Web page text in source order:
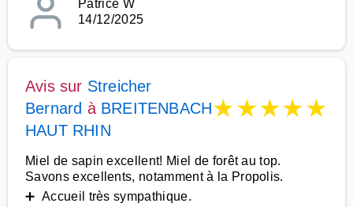
Patrice W
14/12/2025
Avis sur Streicher
Bernard à BREITENBACH
HAUT RHIN
★★★★★
Miel de sapin excellent! Miel de forêt au top.
Savons excellents, notamment à la Propolis.
➕ Accueil très sympathique.